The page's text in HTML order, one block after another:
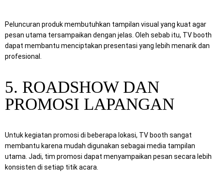
Peluncuran produk membutuhkan tampilan visual yang kuat agar
pesan utama tersampaikan dengan jelas. Oleh sebab itu, TV booth
dapat membantu menciptakan presentasi yang lebih menarik dan
profesional.
5. ROADSHOW DAN
PROMOSI LAPANGAN
Untuk kegiatan promosi di beberapa lokasi, TV booth sangat
membantu karena mudah digunakan sebagai media tampilan
utama. Jadi, tim promosi dapat menyampaikan pesan secara lebih
konsisten di setiap titik acara.